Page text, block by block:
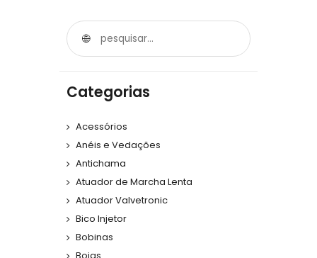
Categorias
Acessórios
Anéis e Vedações
Antichama
Atuador de Marcha Lenta
Atuador Valvetronic
Bico Injetor
Bobinas